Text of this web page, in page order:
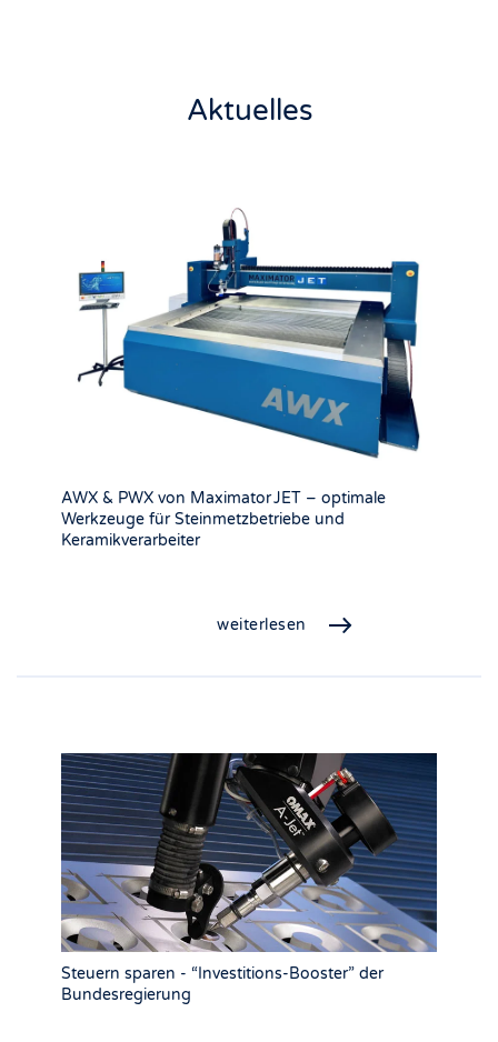
Aktuelles
AWX & PWX von Maximator JET – optimale
Werkzeuge für Steinmetzbetriebe und
Keramikverarbeiter
weiterlesen
Steuern sparen - “Investitions-Booster” der
Bundesregierung